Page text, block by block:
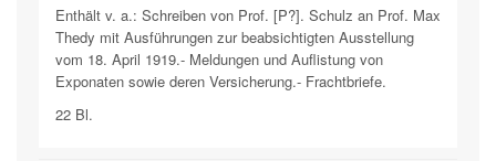
Enthält v. a.: Schreiben von Prof. [P?]. Schulz an Prof. Max
Thedy mit Ausführungen zur beabsichtigten Ausstellung
vom 18. April 1919.- Meldungen und Auflistung von
Exponaten sowie deren Versicherung.- Frachtbriefe.
22 Bl.